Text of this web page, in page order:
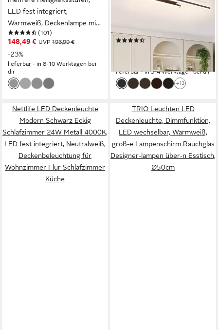
LED fest integriert,
Warmweiß, Deckenlampe mit
Switch Dimmer
(101)
148,49 € UVP 193,99 €
-23%
lieferbar - in 8-10 Werktagen bei
dir
fest integriert, ohne Kristalle
12W 61.5*7*4.8cm für
Wohnzimmer Flur
Schlafzimmer
Produktdatenblatt
UVP
lieferbar - in 3-4 Werktagen bei dir
+13
Nettlife LED Deckenleuchte
Modern Schwarz Eckig
Schlafzimmer 24W Metall 4000K,
LED fest integriert, Neutralweiß,
Deckenbeleuchtung für
Wohnzimmer Flur Schlafzimmer
Küche
TRIO Leuchten LED
Deckenleuchte, Dimmfunktion,
LED wechselbar, Warmweiß,
groß-e Lampenschirm Rauchglas
Designer-lampen über-n Esstisch,
Ø50cm